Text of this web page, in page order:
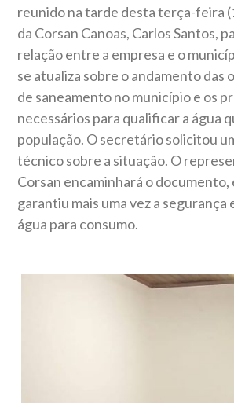
reunido na tarde desta terça-feira
da Corsan Canoas, Carlos Santos,
relação entre a empresa e o
se atualiza sobre o andamento das
de saneamento no município e os
necessários para qualificar a água
população. O secretário solicitou
técnico sobre a situação. O
Corsan encaminhará o
garantiu mais uma vez a segurança
água para consumo.